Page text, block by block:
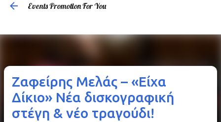
Events Promotion For You
Ζαφείρης Μελάς – «Είχα
Δίκιο» Νέα δισκογραφική
στέγη & νέο τραγούδι!